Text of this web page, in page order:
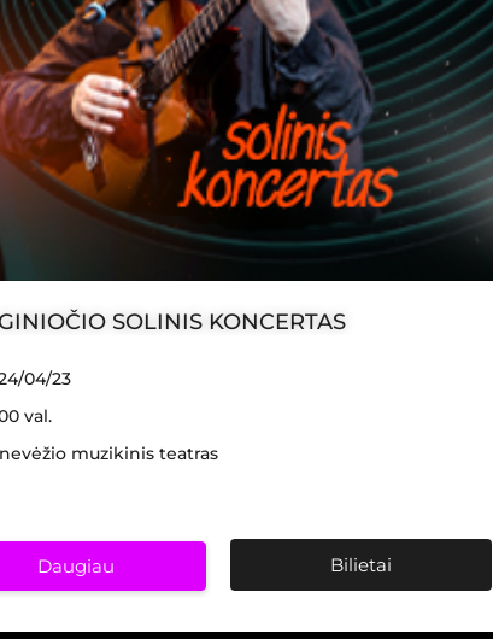
SOLINIS KONCERTAS
04/23
val.
muzikinis teatras
Daugiau Bilietai